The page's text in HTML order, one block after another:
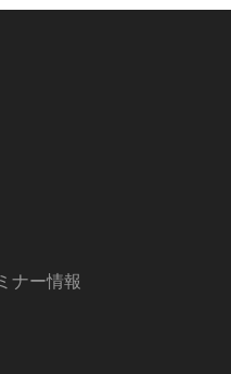
ナー情報